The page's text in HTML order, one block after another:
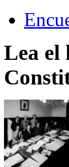
Lea el